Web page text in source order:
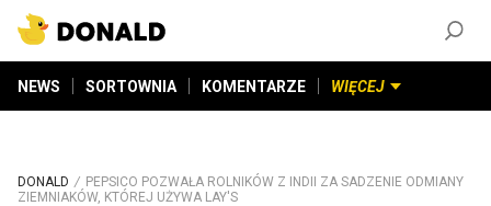
NEWS SORTOWNIA KOMENTARZE WIĘCEJ
DONALD
PEPSICO POZWAŁA ROLNIKÓW Z INDII ZA SADZENIE ODMIANY
ZIEMNIAKÓW, KTÓREJ UŻYWA LAY'S